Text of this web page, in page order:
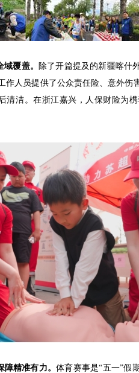
覆盖。
除了开篇提及的新疆喀什
作人员提供了公众责任险、意外伤
清洁。在浙江嘉兴，人保财险为
障精准有力。体育赛事是“五一”假